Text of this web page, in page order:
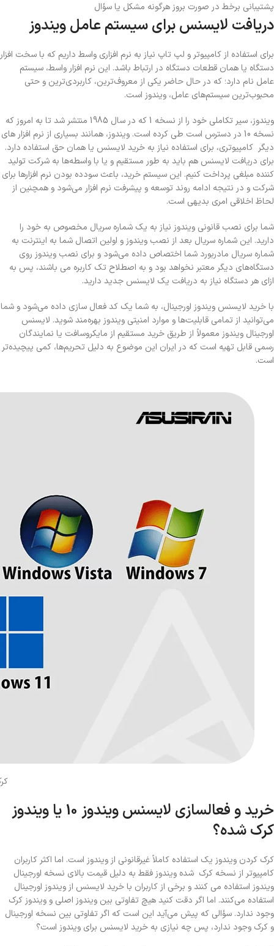
پشتیبانی برخط در صورت بروز هرگونه مشکل یا سؤال
دریافت لایسنس برای سیستم عامل ویندوز
برای استفاده از کامپیوتر‌ و لپ تاپ‌ نیاز به نرم افزاری واسط داریم که با سخت افزار
دستگاه یا همان قطعات دستگاه در ارتباط باشد. این نرم افزار واسط، سیستم
عامل نام دارد؛ که در حال حاضر یکی از معروف‌ترین، کاربردی‌ترین و حتی
محبوب‌ترین سیستم‌های عامل، ویندوز است.
ویندوز، سیر تکاملی خود را از نسخه 1 که در سال 1985 منتشر شد تا به امروز که
نسخه 10 در دسترس است طی کرده است.
ویندوز، همانند بسیاری از نرم افزار های
دیگر کامپیوتری، برای استفاده نیاز به خرید لایسنس یا همان حق استفاده دارد.
برای دریافت لایسنس هم باید به طور مستقیم و یا با واسطه‌ها به شرکت تولید
کننده مبلغی پرداخت کنیم. این سیستم خرید، باعث سود‌ده بودن نرم افزارها برای
شرکت و در نتیجه ادامه روند توسعه و پیشرفت نرم افزار می‌شود و همچنین از
لحاظ اخلاقی امری بدیهی است.
شما برای نصب قانونی ویندوز نیاز به یک شماره سریال مخصوص به خود را
دارید. این شماره سریال بعد از نصب ویندوز و اولین اتصال شما به اینترنت به
شماره سریال مادربورد شما اختصاص داده می‌شود و برای نصب ویندوز روی
دستگاه‌های دیگر معتبر نخواهد بود و به اصطلاح تک کاربره می باشند، پس به
ازای هر دستگاه نیاز به دریافت یک لایسنس جدید دارید.
با خرید لایسنس ویندوز اورجینال، به شما یک کد فعال سازی داده می‌شود و شما
می‌توانید از تمامی قابلیت‌ها و موارد امنیتی ویندوز بهره‌مند شوید. لایسنس
اورجینال ویندوز معمولاً از طریق خرید مستقیم از مایکروسافت یا نمایندگان
رسمی قابل تهیه است که در ایران این موضوع به دلیل تحریم‌ها، کمی پیچیده‌تر
است.
خرید و فعالسازی لایسنس ویندوز 10 یا ویندوز
کرک شده؟
کرک کردن ویندوز یک استفاده کاملاً غیرقانونی از ویندوز است. اما اکثر کاربران
کامپیوتر از نسخه کرک شده ویندوز فقط به دلیل قیمت بالای نسخه اورجینال
ویندوز استفاده می کنند و برخی از کاربران با خرید لایسنس از ویندوز اورجینال
استفاده می‌کنند. اما اگر دقت کنید هیچ تفاوتی بین ویندوز اصلی و ویندوز کرک
وجود ندارد. سؤالی که پیش می‌آید این است که اگر تفاوتی بین نسخه اورجینال
و کرک وجود ندارد، پس چه نیازی به خرید لایسنس برای ویندوز است؟